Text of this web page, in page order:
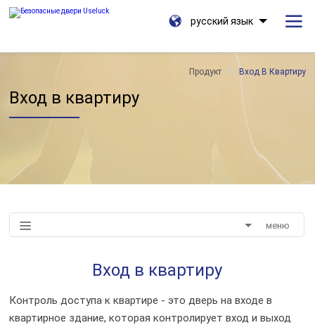
русский язык
Продукт Вход В Квартиру
Вход в квартиру
меню
Вход в квартиру
Контроль доступа к квартире - это дверь на входе в
квартирное здание, которая контролирует вход и выход